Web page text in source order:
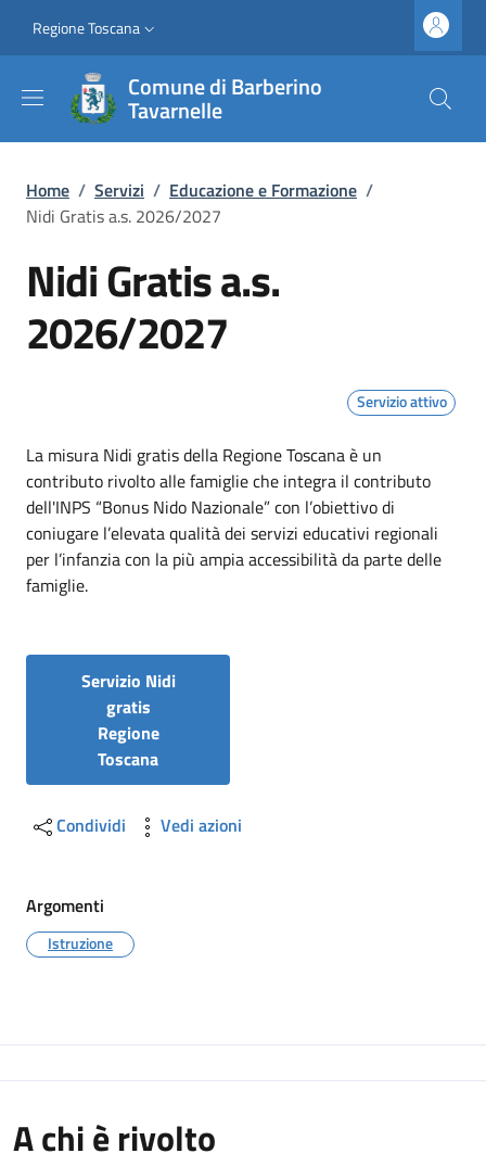
Slim top
Regione Toscana
Comune di Barberino
Tavarnelle
Briciole di pane
Home / Servizi / Educazione e Formazione /
Nidi Gratis a.s. 2026/2027
Nidi Gratis a.s.
2026/2027
Servizio attivo
Dettagli
La misura Nidi gratis della Regione Toscana è un
contributo rivolto alle famiglie che integra il contributo
dell'INPS “Bonus Nido Nazionale” con l’obiettivo di
coniugare l’elevata qualità dei servizi educativi regionali
per l’infanzia con la più ampia accessibilità da parte delle
famiglie.
Servizio Nidi
gratis
Regione
Toscana
Condividi Vedi azioni
Argomenti
Istruzione
A chi è rivolto